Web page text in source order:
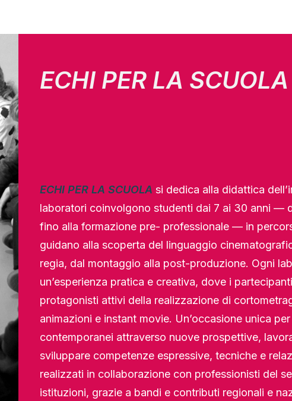
ECHI PER LA SCUOLA
ECHI PER LA SCUOLA si dedica alla didattica
laboratori coinvolgono studenti dai 7 ai 30 anni —
fino alla formazione pre- professionale — in
guidano alla scoperta del linguaggio
regia, dal montaggio alla post-produzione. Ogni
un’esperienza pratica e creativa, dove i
protagonisti attivi della realizzazione di
animazioni e instant movie. Un’occasione unica
contemporanei attraverso nuove prospettive,
sviluppare competenze espressive, tecniche e
realizzati in collaborazione con professionisti del
istituzioni, grazie a bandi e contributi regionali e